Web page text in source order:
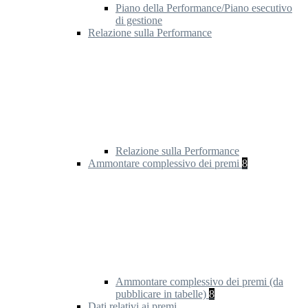
Piano della Performance/Piano esecutivo
di gestione
Relazione sulla Performance
Relazione sulla Performance
Ammontare complessivo dei premi 8
Ammontare complessivo dei premi (da
pubblicare in tabelle) 8